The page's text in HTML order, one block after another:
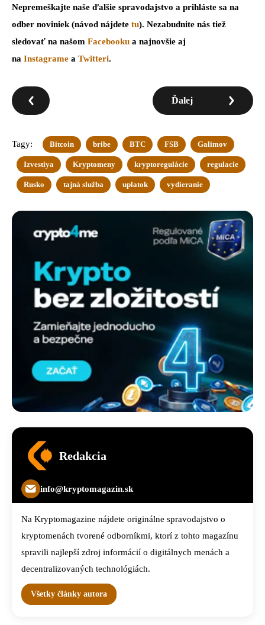
Nepremeškajte naše ďalšie spravodajstvo a prihláste sa na
odber noviniek (návod nájdete tu). Nezabudnite nás tiež
sledovať na našom Facebooku a najnovšie aj
na Instagrame a Twitteri.
Ďalej
Tagy: Bitcoin bribe BTC FSB Galimov
Izvestiya Kryptomeny kryptoregulácie regulacie
Rusko tajná služba uplatok vydieranie
Redakcia
info@kryptomagazin.sk
Na Kryptomagazine nájdete originálne spravodajstvo o
kryptomenách tvorené odborníkmi, ktorí z tohto magazínu
spravili najlepší zdroj informácií o digitálnych menách a
decentralizovaných technológiách.
Všetky články autora